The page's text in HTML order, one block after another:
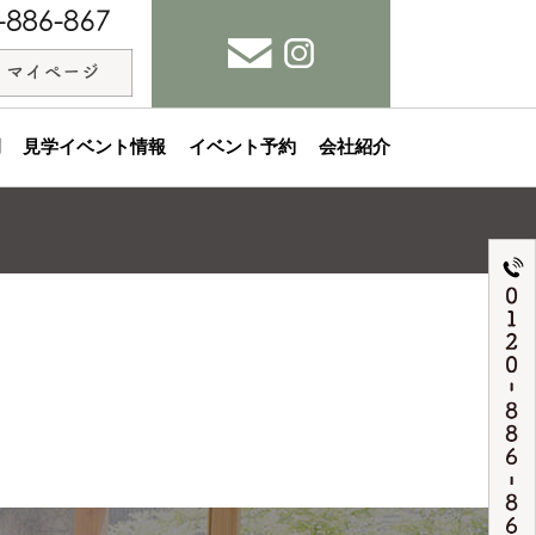
見学イベント情報 イベント予約 会社紹介